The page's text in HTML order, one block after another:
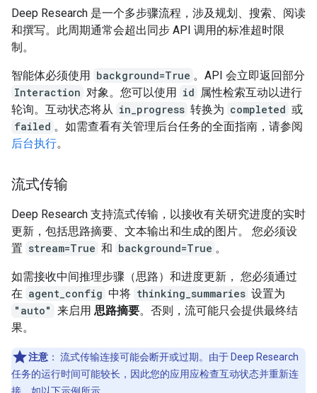
Deep Research 是一个多步骤流程，涉及规划、搜索、阅读
和撰写。此周期通常会超出同步 API 调用的标准超时限
制。
智能体必须使用 background=True 。API 会立即返回部分
Interaction 对象。您可以使用 id 属性检索互动以进行
轮询。互动状态将从 in_progress 转换为 completed 或
failed 。如需查看有关管理后台任务的全面指南，请参阅
后台执行。
流式传输
Deep Research 支持流式传输，以接收有关研究进度的实时
更新，包括思路摘要、文本输出和生成的图片。 您必须设
置 stream=True 和 background=True 。
如需接收中间推理步骤（思路）和进度更新， 您必须通过
在 agent_config 中将 thinking_summaries 设置为
"auto" 来启用 思路摘要。否则，流可能只会提供最终结
果。
注意 ： 流式传输连接可能会断开或过期。由于 Deep Research
任务的运行时间可能较长，因此您的应用应检查互动状态并重新连